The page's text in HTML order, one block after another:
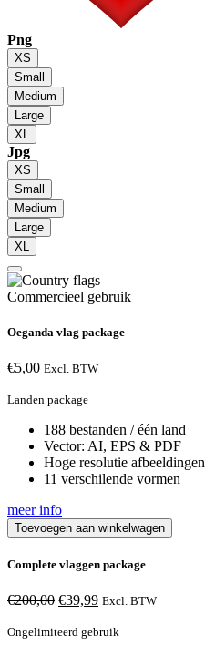
Png
XS
Small
Medium
Large
XL
Jpg
XS
Small
Medium
Large
XL
Commercieel gebruik
Oeganda vlag package
€5,00 Excl. BTW
Landen package
188 bestanden / één land
Vector: AI, EPS & PDF
Hoge resolutie afbeeldingen
11 verschilende vormen
meer info
Toevoegen aan winkelwagen
Complete vlaggen package
€200,00 Oorspronkelijke
was:
€39,99 Huidige
is:
Excl. BTW
Ongelimiteerd gebruik